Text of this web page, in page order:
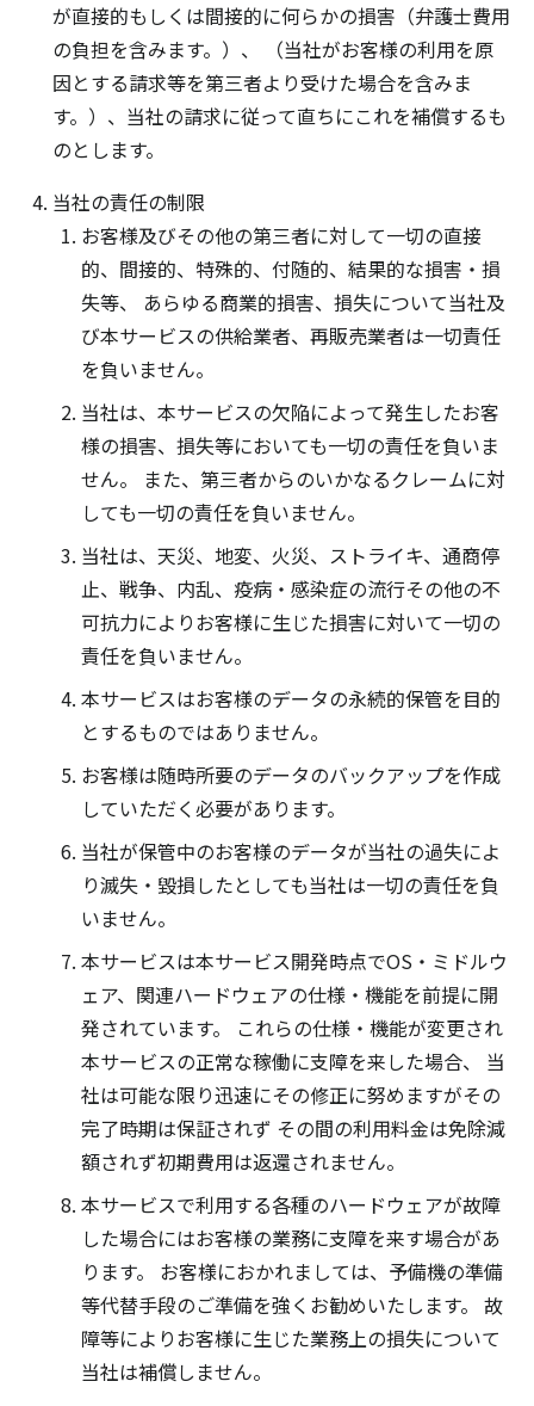
が直接的もしくは間接的に何らかの損害（弁護士費用
の負担を含みます。）、 （当社がお客様の利用を原
因とする請求等を第三者より受けた場合を含みま
す。）、当社の請求に従って直ちにこれを補償するも
のとします。
当社の責任の制限
お客様及びその他の第三者に対して一切の直接
的、間接的、特殊的、付随的、結果的な損害・損
失等、 あらゆる商業的損害、損失について当社及
び本サービスの供給業者、再販売業者は一切責任
を負いません。
当社は、本サービスの欠陥によって発生したお客
様の損害、損失等においても一切の責任を負いま
せん。 また、第三者からのいかなるクレームに対
しても一切の責任を負いません。
当社は、天災、地変、火災、ストライキ、通商停
止、戦争、内乱、疫病・感染症の流行その他の不
可抗力によりお客様に生じた損害に対いて一切の
責任を負いません。
本サービスはお客様のデータの永続的保管を目的
とするものではありません。
お客様は随時所要のデータのバックアップを作成
していただく必要があります。
当社が保管中のお客様のデータが当社の過失によ
り滅失・毀損したとしても当社は一切の責任を負
いません。
本サービスは本サービス開発時点でOS・ミドルウ
ェア、関連ハードウェアの仕様・機能を前提に開
発されています。 これらの仕様・機能が変更され
本サービスの正常な稼働に支障を来した場合、 当
社は可能な限り迅速にその修正に努めますがその
完了時期は保証されず その間の利用料金は免除減
額されず初期費用は返還されません。
本サービスで利用する各種のハードウェアが故障
した場合にはお客様の業務に支障を来す場合があ
ります。 お客様におかれましては、予備機の準備
等代替手段のご準備を強くお勧めいたします。 故
障等によりお客様に生じた業務上の損失について
当社は補償しません。